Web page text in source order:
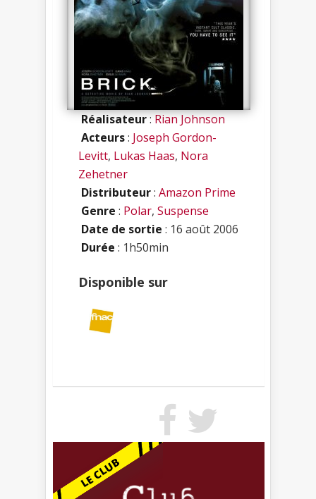
Réalisateur:Rian Johnson
Acteurs: Joseph Gordon-
Levitt, Lukas Haas, Nora
Zehetner
Distributeur: Amazon Prime
Genre : Polar, Suspense
Date de sortie : 16 août 2006
Durée : 1h50min
Disponible sur